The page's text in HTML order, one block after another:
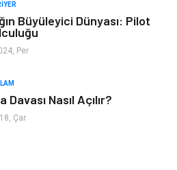
Nakliyat
Büyüleyici Dünyası: Pilot
Per
Davası Nasıl Açılır?
Çar